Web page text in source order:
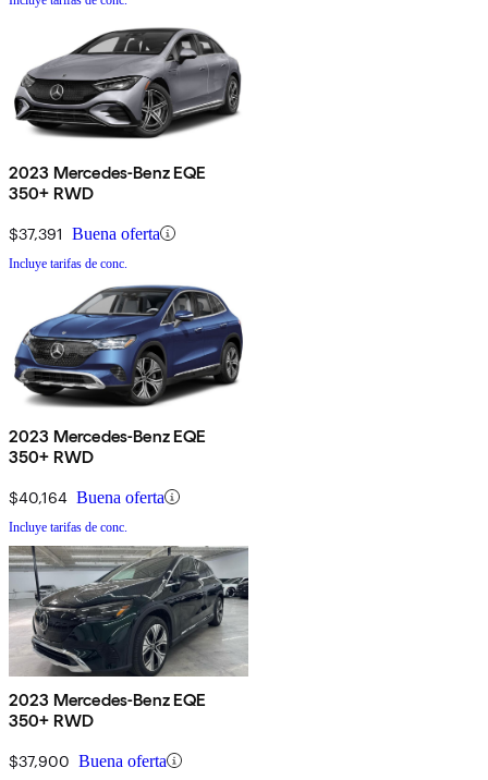
2023 Mercedes-Benz EQE
350+ RWD
$37,391 Buena oferta
Incluye tarifas de conc.
2023 Mercedes-Benz EQE
350+ RWD
$40,164 Buena oferta
Incluye tarifas de conc.
2023 Mercedes-Benz EQE
350+ RWD
$37,900 Buena oferta